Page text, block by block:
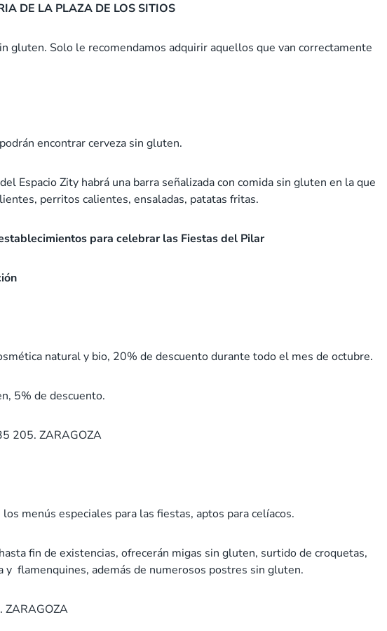
DE LA PLAZA DE LOS SITIOS
gluten. Solo le recomendamos adquirir aquellos que van correctamente
podrán encontrar cerveza sin gluten.
Espacio Zity habrá una barra señalizada con comida sin gluten en la que
perritos calientes, ensaladas, patatas fritas.
para celebrar las Fiestas del Pilar
natural y bio, 20% de descuento durante todo el mes de octubre.
5% de descuento.
205. ZARAGOZA
menús especiales para las fiestas, aptos para celíacos.
fin de existencias, ofrecerán migas sin gluten, surtido de croquetas,
y flamenquines, además de numerosos postres sin gluten.
ZARAGOZA